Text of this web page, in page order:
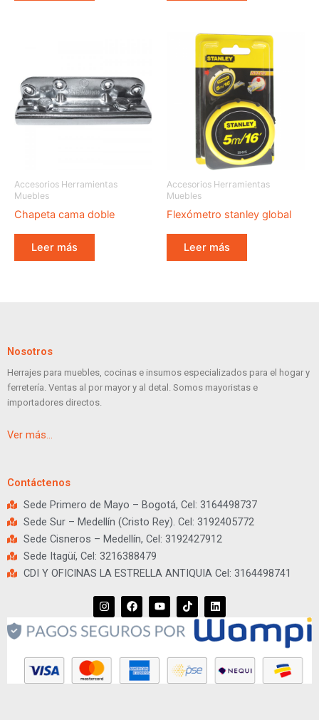
Accesorios Herramientas
Muebles
Chapeta cama doble
Leer más
Accesorios Herramientas
Muebles
Flexómetro stanley global
Leer más
Nosotros
Herrajes para muebles, cocinas e insumos especializados para el hogar y
ferretería. Ventas al por mayor y al detal. Somos mayoristas e
importadores directos.
Ver más…
Contáctenos
Sede Primero de Mayo – Bogotá, Cel: 3164498737
Sede Sur – Medellín (Cristo Rey). Cel: 3192405772
Sede Cisneros – Medellín, Cel: 3192427912
Sede Itagüí, Cel: 3216388479
CDI Y OFICINAS LA ESTRELLA ANTIQUIA Cel: 3164498741
I
n
s
t
g
r
a
m
F
a
c
e
o
o
k
Y
o
u
t
b
T
i
k
k
L
i
n
k
e
d
n